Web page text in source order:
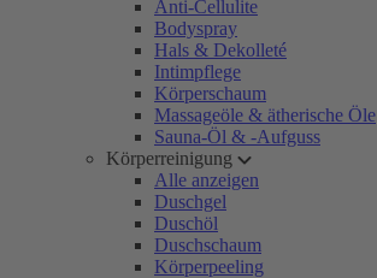
Anti-Cellulite
Bodyspray
Hals & Dekolleté
Intimpflege
Körperschaum
Massageöle & ätherische Öle
Sauna-Öl & -Aufguss
Körperreinigung
Alle anzeigen
Duschgel
Duschöl
Duschschaum
Körperpeeling